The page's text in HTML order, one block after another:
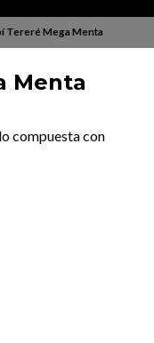
Tereré Mega Menta
Menta
compuesta con